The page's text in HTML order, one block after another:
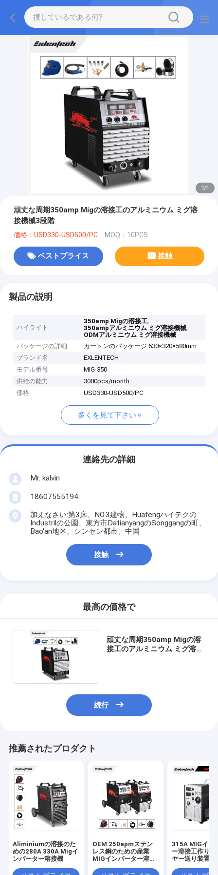
1/1
頑丈な周期350amp Migの溶接工のアルミニウム ミグ溶
接機械3段階
価格：USD330-USD500/PC MOQ：10PCS
ベストプライス 接触
製品の説明
ハイライト
350amp Migの溶接工,
350ampアルミニウム ミグ溶接機械,
ODMアルミニウム ミグ溶接機械
パッケージの詳細
カートンのパッケージ:630×320×580mm
ブランド名
EXLENTECH
モデル番号
MIG-350
供給の能力
3000pcs/month
価格
USD330-USD500/PC
多くを見て下さい
連絡先の詳細
Mr. kalvin
18607555194
加えなさい:第3床、NO.3建物、Huafengハイテクの
Industrilの公園、東方市DatianyangのSonggangの町、
Bao'an地区、シンセン都市、中国
接触
最高の価格で
頑丈な周期350amp Migの溶
接工のアルミニウム ミグ溶接
続行
推薦されたプロダクト
Aliminiumの溶接のた
めの280A 330A Migイ
ンバーター溶接機
OEM 250apmステン
レス鋼のための産業
MIGインバーター溶接
315A MIGイン
ー溶接工作り付
ヤー送り装置
Amalの溶接機